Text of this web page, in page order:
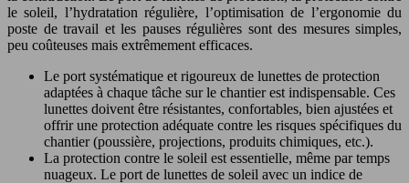
le soleil, l’hydratation régulière, l’optimisation de l’ergonomie du
poste de travail et les pauses régulières sont des mesures simples,
peu coûteuses mais extrêmement efficaces.
Le port systématique et rigoureux de lunettes de protection
adaptées à chaque tâche sur le chantier est indispensable. Ces
lunettes doivent être résistantes, confortables, bien ajustées et
offrir une protection adéquate contre les risques spécifiques du
chantier (poussière, projections, produits chimiques, etc.).
La protection contre le soleil est essentielle, même par temps
nuageux. Le port de lunettes de soleil avec un indice de